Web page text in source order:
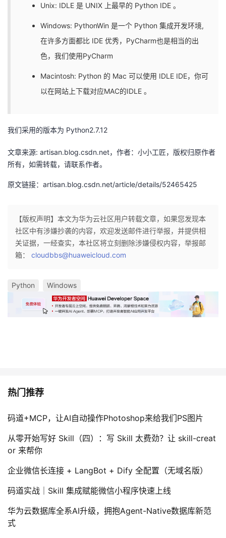
Unix: IDLE 是 UNIX 上最早的 Python IDE 。
Windows: PythonWin 是一个 Python 集成开发环境,
在许多方面都比 IDE 优秀，PyCharm也是相当的出
色，我们使用PyCharm
Macintosh: Python 的 Mac 可以使用 IDLE IDE，你可
以在网站上下载对应MAC的IDLE 。
我们采用的版本为 Python2.7.12
文章来源: artisan.blog.csdn.net，作者：小小工匠，版权归原作者
所有，如需转载，请联系作者。
原文链接：artisan.blog.csdn.net/article/details/52465425
【版权声明】本文为华为云社区用户转载文章，如果您发现本
社区中有涉嫌抄袭的内容，欢迎发送邮件进行举报，并提供相
关证据，一经查实，本社区将立刻删除涉嫌侵权内容，举报邮
箱： cloudbbs@huaweicloud.com
Python Windows
热门推荐
码道+MCP，让AI自动操作Photoshop来给我们PS图片
从零开始写好 Skill（四）：写 Skill 太费劲？让 skill-creat
or 来帮你
企业微信长连接 + LangBot + Dify 全配置（无域名版）
码道实战｜Skill 集成赋能微信小程序快速上线
华为云数据库全系AI升级，拥抱Agent-Native数据库新范
式